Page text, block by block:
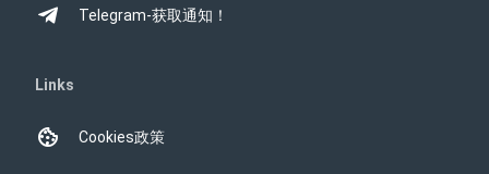
Telegram-获取通知！
Links
Cookies政策